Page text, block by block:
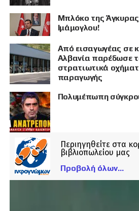
Μπλόκο της
Ιμάμογλου!
Από εισαγωγέας σε
Αλβανία παρέδωσε
στρατιωτικά
παραγωγής
Πολυμέπωπη
Περιηγηθείτε στα
βιβλιοπωλείου μας
Προβολή όλων